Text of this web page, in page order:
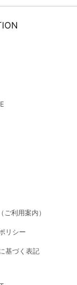
ご利用案内）
リシー
基づく表記